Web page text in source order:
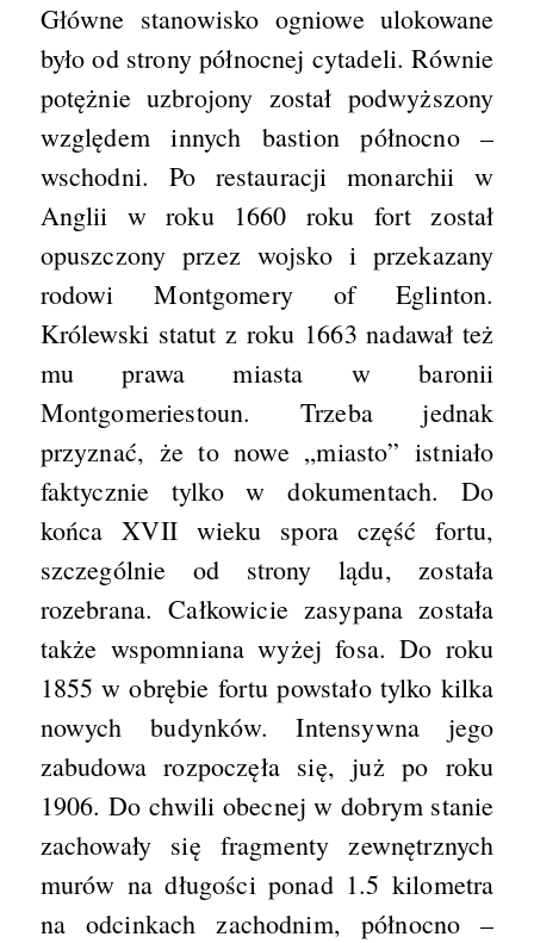
Główne stanowisko ogniowe ulokowane
było od strony północnej cytadeli. Równie
potężnie uzbrojony został podwyższony
względem innych bastion północno –
wschodni. Po restauracji monarchii w
Anglii w roku 1660 roku fort został
opuszczony przez wojsko i przekazany
rodowi Montgomery of Eglinton.
Królewski statut z roku 1663 nadawał też
mu prawa miasta w baronii
Montgomeriestoun. Trzeba jednak
przyznać, że to nowe „miasto” istniało
faktycznie tylko w dokumentach. Do
końca XVII wieku spora część fortu,
szczególnie od strony lądu, została
rozebrana. Całkowicie zasypana została
także wspomniana wyżej fosa. Do roku
1855 w obrębie fortu powstało tylko kilka
nowych budynków. Intensywna jego
zabudowa rozpoczęła się, już po roku
1906. Do chwili obecnej w dobrym stanie
zachowały się fragmenty zewnętrznych
murów na długości ponad 1.5 kilometra
na odcinkach zachodnim, północno –